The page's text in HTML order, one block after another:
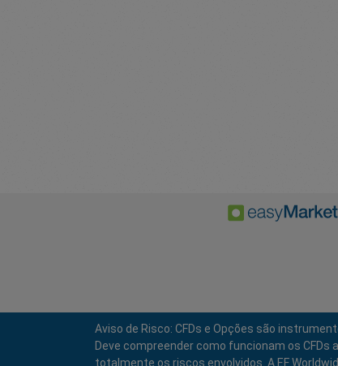
Aviso de Risco: CFDs e Opções são
Deve compreender como funcionam os
totalmente os riscos envolvidos. A EF